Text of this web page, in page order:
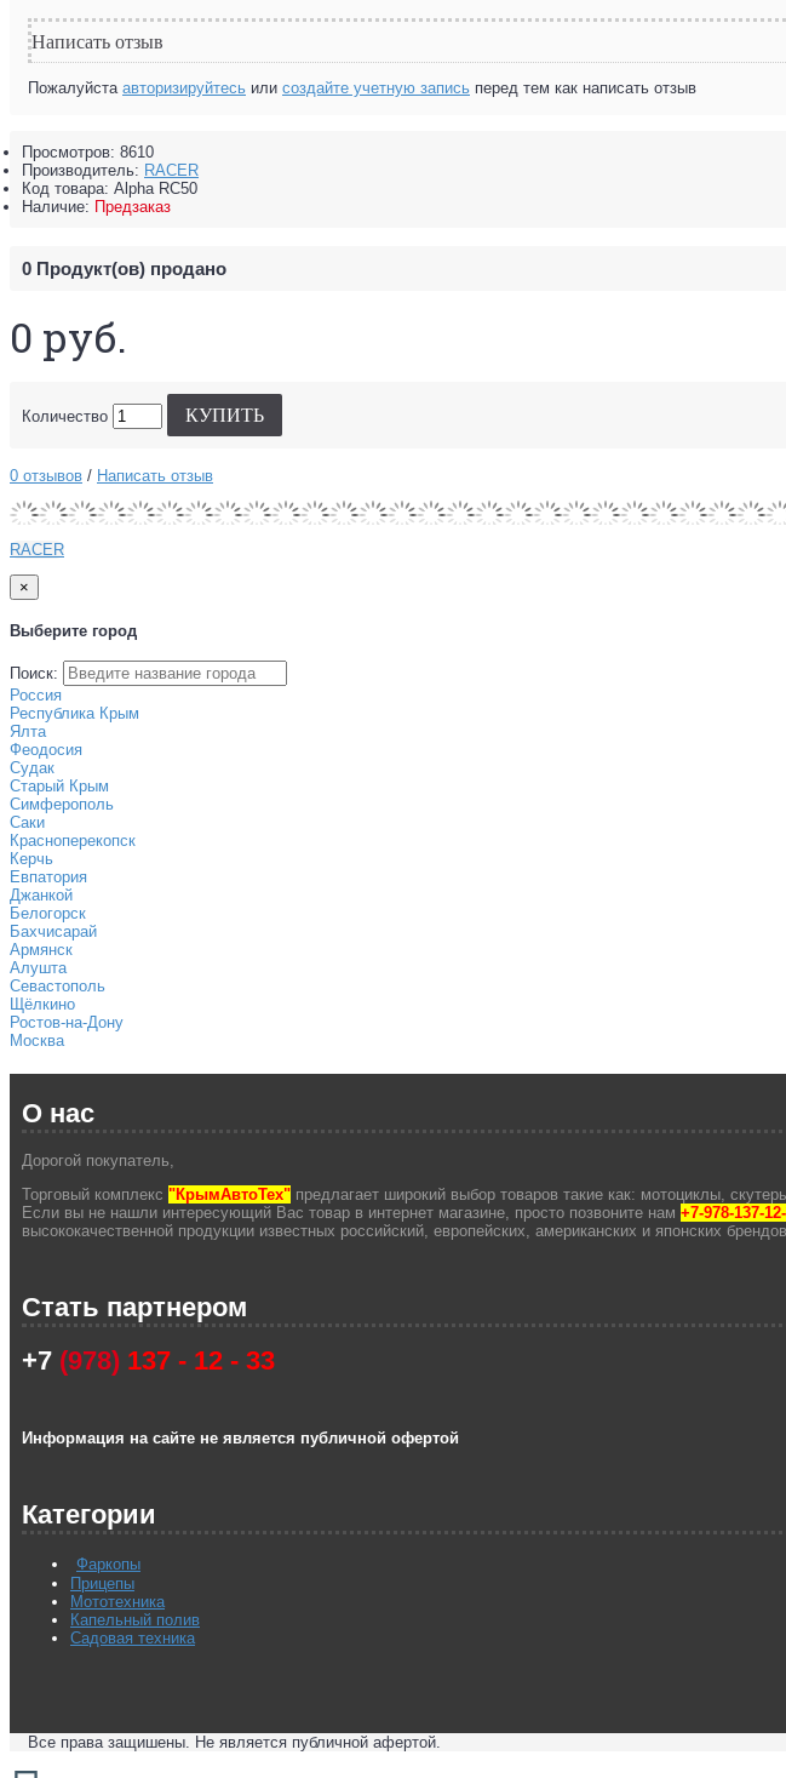
Написать отзыв
Пожалуйста авторизируйтесь или создайте учетную запись перед тем как написать отзыв
Просмотров: 8610
Производитель: RACER
Код товара: Alpha RC50
Наличие: Предзаказ
0 Продукт(ов) продано
0 руб.
Количество КУПИТЬ
0 отзывов / Написать отзыв
RACER
×
Выберите город
Поиск:
Россия
Республика Крым
Ялта
Феодосия
Судак
Старый Крым
Симферополь
Саки
Красноперекопск
Керчь
Евпатория
Джанкой
Белогорск
Бахчисарай
Армянск
Алушта
Севастополь
Щёлкино
Ростов-на-Дону
Москва
О нас
Дорогой покупатель,
Торговый комплекс "КрымАвтоТех" предлагает широкий выбор товаров такие как: мотоциклы,
Если вы не нашли интересующий Вас товар в интернет магазине, просто позвоните нам +7-978-137-
высококачественной продукции известных российский, европейских, американских и японских
Стать партнером
+7 (978) 137 - 12 - 33
Информация на сайте не является публичной офертой
Категории
Фаркопы
Прицепы
Мототехника
Капельный полив
Садовая техника
Все права защишены. Не является публичной афертой.